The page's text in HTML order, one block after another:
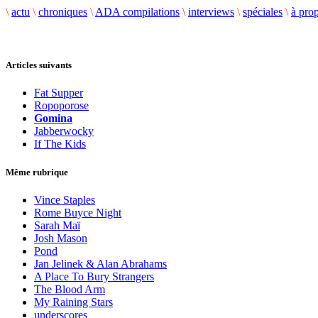
\ actu \ chroniques \ ADA compilations \ interviews \ spéciales \ à
Articles suivants
Fat Supper
Ropoporose
Gomina
Jabberwocky
If The Kids
Même rubrique
Vince Staples
Rome Buyce Night
Sarah Maï
Josh Mason
Pond
Jan Jelinek & Alan Abrahams
A Place To Bury Strangers
The Blood Arm
My Raining Stars
underscores